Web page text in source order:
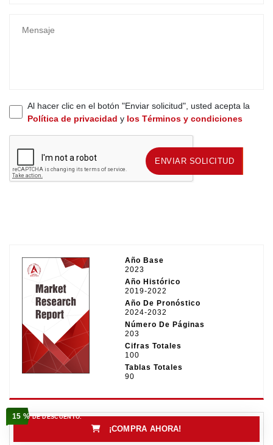
Al hacer clic en el botón "Enviar solicitud", usted acepta la
Política de privacidad y los Términos y condiciones
ENVIAR SOLICITUD ENVIAR SOLICITUD
Año Base
2023
Año Histórico
2019-2022
Año De Pronóstico
2024-2032
Número De Páginas
203
Cifras Totales
100
Tablas Totales
90
15 %DE DESCUENTO.
¡COMPRA AHORA!